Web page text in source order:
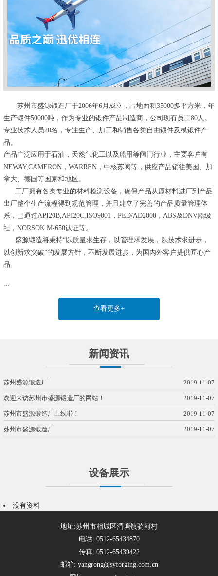
苏州市盛源锻造厂于2006年6月成立，占地面积35000多平方米，年
生产锻件50000吨，作为专业的锻件产品制造商，公司现有员工80人。
专业技术人员20名，专注生产、加工和销售各类自由锻件及模锻件产
品。
产品广泛应用于石油，天然气化工以及船用等阀门行业，主要客户有
NEWAY,CAMERON，WARREN，中核苏阀等，供应产品销往美国、加
拿大、德国等国家和地区。
工厂拥有各类专业的材料检测设备，确保产品从原材料进厂到产品
出厂整个生产流程得到规范管理，并且建立了完善的产品质量管理体
系，已通过API20B,API20C,ISO9001，PED/AD2000，ABS及DNV船级
社，NORSOK M-650认证等。
盛源锻造将秉持“以质量求生存，以管理求发展，以技术求进步，
以创新求突破”的发展方针，不断发展进步，为国内外客户提供匠心产
品
...
查看更多+
新闻资讯
苏州盛源锻造厂 2019-11-07
欢迎来访苏州市盛源锻造厂的网站！ 2019-11-07
苏州市盛源锻造厂上线啦！ 2019-11-07
苏州市盛源锻造厂 2019-11-07
设备展示
没有资料
地址:苏州市相城区渭塘镇骑河村
电话: 0512-65434870
传真: 0512-65439422
邮箱: yangrong@syforging.com.cn